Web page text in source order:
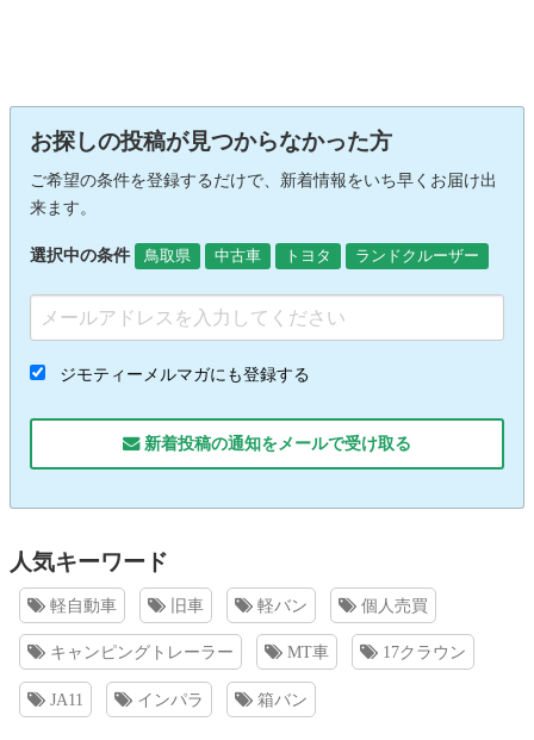
お探しの投稿が見つからなかった方
ご希望の条件を登録するだけで、新着情報をいち早くお届け出
来ます。
選択中の条件 鳥取県 中古車 トヨタ ランドクルーザー
ジモティーメルマガにも登録する
新着投稿の通知をメールで受け取る
人気キーワード
軽自動車 旧車 軽バン 個人売買
キャンピングトレーラー MT車 17クラウン
JA11 インパラ 箱バン